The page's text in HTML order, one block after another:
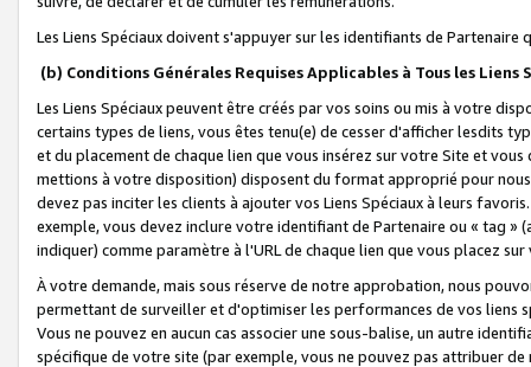
Les Liens Spéciaux doivent s'appuyer sur les identifiants de Partenaire
(b) Conditions Générales Requises Applicables à Tous les Liens
Les Liens Spéciaux peuvent être créés par vos soins ou mis à votre
certains types de liens, vous êtes tenu(e) de cesser d'afficher lesdits
et du placement de chaque lien que vous insérez sur votre Site et
mettions à votre disposition) disposent du format approprié pour
devez pas inciter les clients à ajouter vos Liens Spéciaux à leurs
exemple, vous devez inclure votre identifiant de Partenaire ou « tag
indiquer) comme paramètre à l'URL de chaque lien que vous placez
À votre demande, mais sous réserve de notre approbation, nous
permettant de surveiller et d'optimiser les performances de vos liens
Vous ne pouvez en aucun cas associer une sous-balise, un autre
spécifique de votre site (par exemple, vous ne pouvez pas attribuer